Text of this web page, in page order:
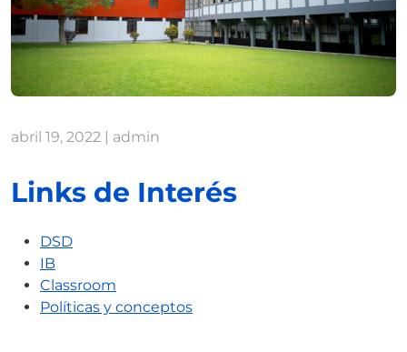
abril 19, 2022 admin
Links de Interés
DSD
IB
Classroom
Políticas y conceptos